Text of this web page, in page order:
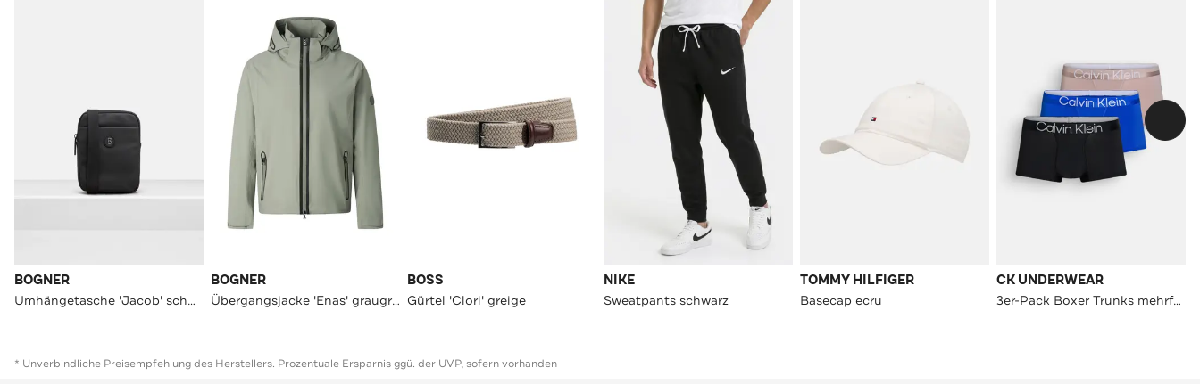
BOGNER
Umhängetasche 'Jacob' schwarz
BOGNER
Übergangsjacke 'Enas' graugrün
BOSS
Gürtel 'Clori' greige
NIKE
Sweatpants schwarz
TOMMY HILFIGER
Basecap ecru
CK UNDERWEAR
3er-Pack Boxer Trunks mehrfarbig
* Unverbindliche Preisempfehlung des Herstellers. Prozentuale Ersparnis ggü. der UVP, sofern vorhanden